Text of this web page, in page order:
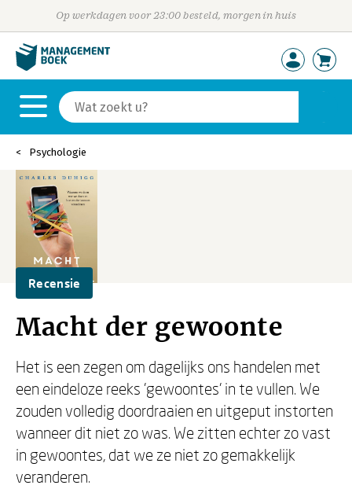
Op werkdagen voor 23:00 besteld, morgen in huis
Psychologie
Recensie
Macht der gewoonte
Het is een zegen om dagelijks ons handelen met
een eindeloze reeks 'gewoontes' in te vullen. We
zouden volledig doordraaien en uitgeput instorten
wanneer dit niet zo was. We zitten echter zo vast
in gewoontes, dat we ze niet zo gemakkelijk
veranderen.